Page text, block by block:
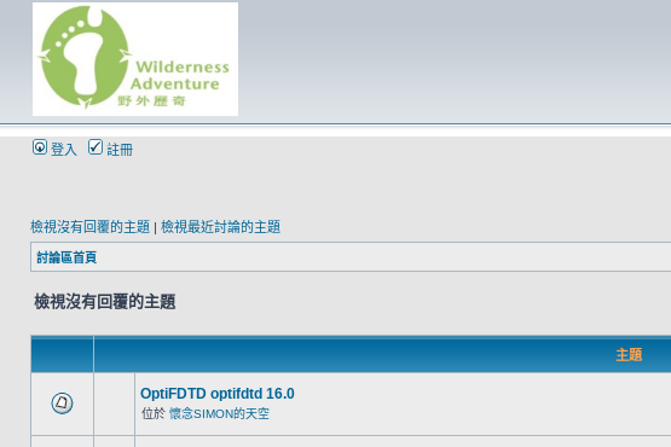
登入 註冊
檢視沒有回覆的主題 | 檢視最近討論的主題
討論區首頁
檢視沒有回覆的主題
主題
OptiFDTD optifdtd 16.0
位於 懷念SIMON的天空